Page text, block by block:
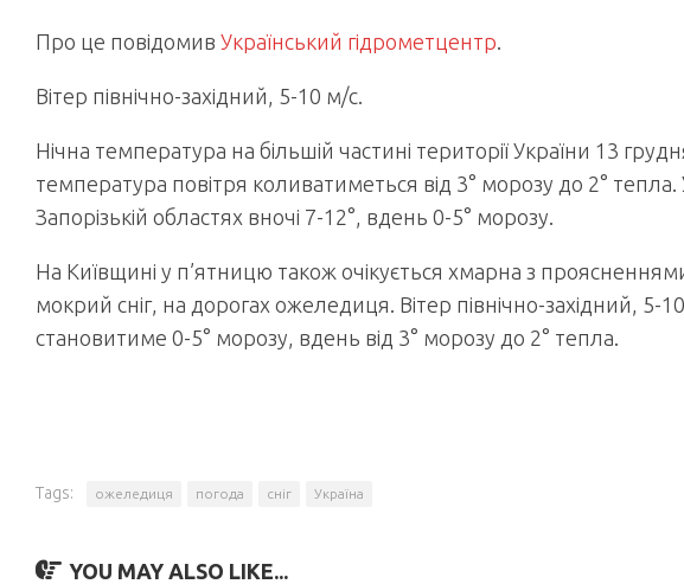
Про це повідомив Український гідрометцентр.
Вітер північно-західний, 5-10 м/с.
Нічна температура на більшій частині території України 13
температура повітря коливатиметься від 3° морозу до 2° тепла.
Запорізькій областях вночі 7-12°, вдень 0-5° морозу.
На Київщині у п’ятницю також очікується хмарна з
мокрий сніг, на дорогах ожеледиця. Вітер північно-західний, 5-
становитиме 0-5° морозу, вдень від 3° морозу до 2° тепла.
Tags: ожеледиця погода сніг Україна
YOU MAY ALSO LIKE...